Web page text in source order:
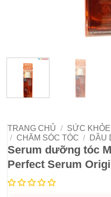
TRANG CHỦ / SỨC
/
CHĂM SÓC TÓC / DẦU
Serum dưỡng tóc
Perfect Serum